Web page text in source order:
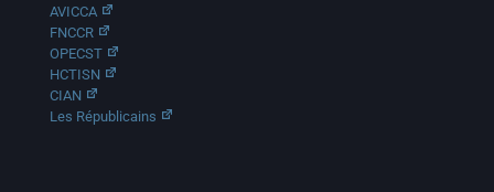
AVICCA
FNCCR
OPECST
HCTISN
CIAN
Les Républicains